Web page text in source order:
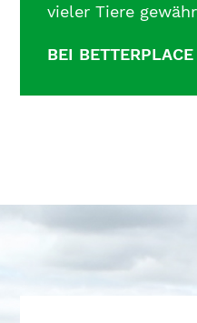
vieler Tiere
BEI